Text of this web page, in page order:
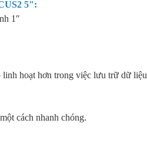
5":
1″
linh hoạt hơn trong việc lưu trữ dữ liệu
cách nhanh chóng.